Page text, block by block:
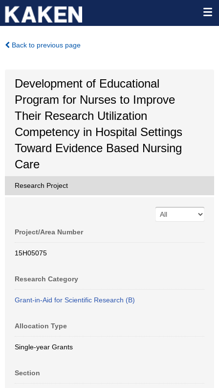
Back to previous page
Development of Educational
Program for Nurses to Improve
Their Research Utilization
Competency in Hospital Settings
Toward Evidence Based Nursing
Care
Research Project
Project/Area Number
15H05075
Research Category
Grant-in-Aid for Scientific Research (B)
Allocation Type
Single-year Grants
Section